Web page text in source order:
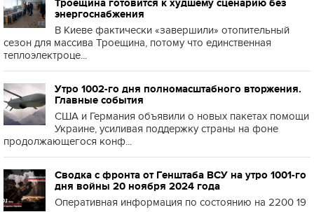
Троещина готовится к худшему сценарию без
энергоснабжения
В Киеве фактически «завершили» отопительный
сезон для массива Троещина, потому что единственная
теплоэлектроце...
Утро 1002-го дня полномасштабного вторжения.
Главные события
США и Германия объявили о новых пакетах помощи
Украине, усиливая поддержку страны на фоне
продолжающегося конф...
Сводка с фронта от Генштаба ВСУ на утро 1001-го
дня войны 20 ноября 2024 года
Оперативная информация по состоянию на 2200 19